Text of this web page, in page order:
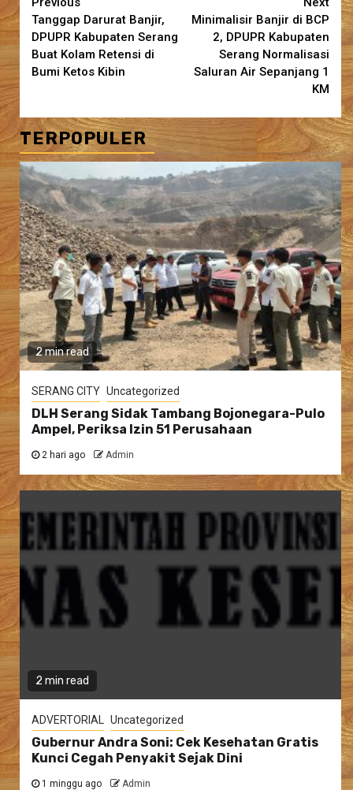
Reading
Tanggap Darurat Banjir,
DPUPR Kabupaten Serang
Buat Kolam Retensi di
Bumi Ketos Kibin
Minimalisir Banjir di BCP
2, DPUPR Kabupaten
Serang Normalisasi
Saluran Air Sepanjang 1
KM
TERPOPULER
2 min read
SERANG CITY Uncategorized
DLH Serang Sidak Tambang Bojonegara-Pulo
Ampel, Periksa Izin 51 Perusahaan
2 hari ago Admin
2 min read
ADVERTORIAL Uncategorized
Gubernur Andra Soni: Cek Kesehatan Gratis
Kunci Cegah Penyakit Sejak Dini
1 minggu ago Admin